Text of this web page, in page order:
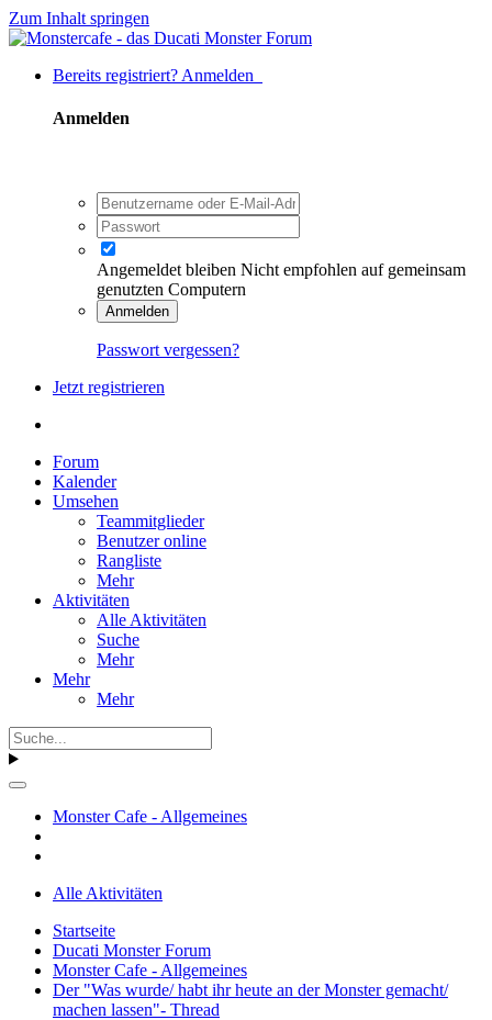
Zum Inhalt springen
Bereits registriert? Anmelden
Anmelden
Angemeldet bleiben Nicht empfohlen auf gemeinsam
genutzten Computern
Anmelden
Passwort vergessen?
Jetzt registrieren
Forum
Kalender
Umsehen
Teammitglieder
Benutzer online
Rangliste
Mehr
Aktivitäten
Alle Aktivitäten
Suche
Mehr
Mehr
Mehr
Monster Cafe - Allgemeines
Alle Aktivitäten
Startseite
Ducati Monster Forum
Monster Cafe - Allgemeines
Der "Was wurde/ habt ihr heute an der Monster gemacht/
machen lassen"- Thread